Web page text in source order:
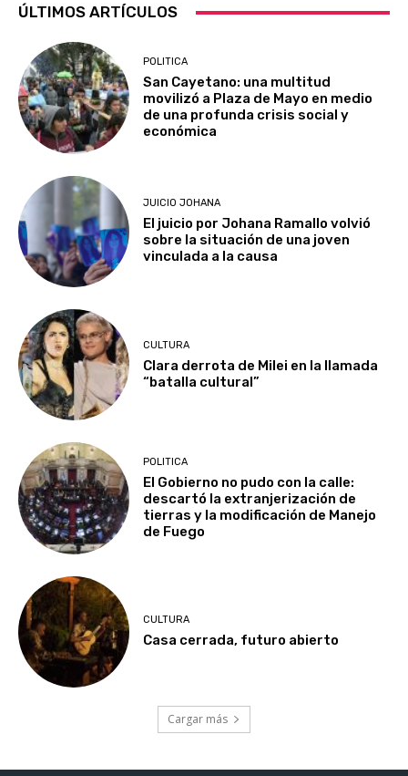
ÚLTIMOS ARTÍCULOS
POLITICA
San Cayetano: una multitud
movilizó a Plaza de Mayo en medio
de una profunda crisis social y
económica
JUICIO JOHANA
El juicio por Johana Ramallo volvió
sobre la situación de una joven
vinculada a la causa
CULTURA
Clara derrota de Milei en la llamada
“batalla cultural”
POLITICA
El Gobierno no pudo con la calle:
descartó la extranjerización de
tierras y la modificación de Manejo
de Fuego
CULTURA
Casa cerrada, futuro abierto
Cargar más